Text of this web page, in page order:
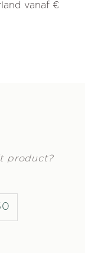
vanaf €
product?